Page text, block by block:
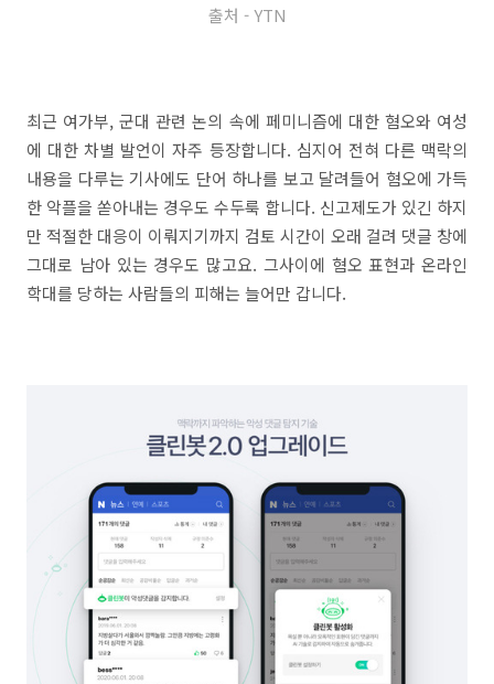
출처 - YTN
최근 여가부, 군대 관련 논의 속에 페미니즘에 대한 혐오와 여성
에 대한 차별 발언이 자주 등장합니다. 심지어 전혀 다른 맥락의
내용을 다루는 기사에도 단어 하나를 보고 달려들어 혐오에 가득
한 악플을 쏟아내는 경우도 수두룩 합니다. 신고제도가 있긴 하지
만 적절한 대응이 이뤄지기까지 검토 시간이 오래 걸려 댓글 창에
그대로 남아 있는 경우도 많고요. 그사이에 혐오 표현과 온라인
학대를 당하는 사람들의 피해는 늘어만 갑니다.